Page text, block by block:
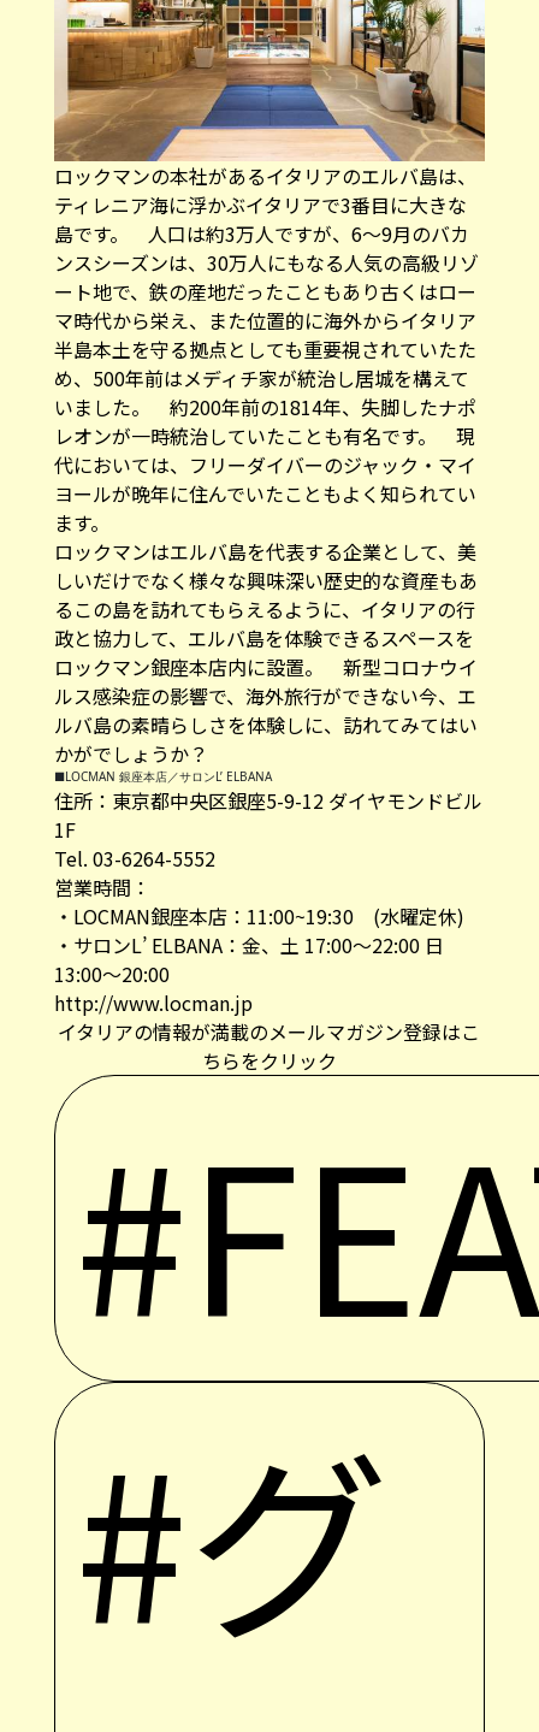
ロックマンの本社があるイタリアのエルバ島は、
ティレニア海に浮かぶイタリアで3番目に大きな
島です。 人口は約3万人ですが、6～9月のバカ
ンスシーズンは、30万人にもなる人気の高級リゾ
ート地で、鉄の産地だったこともあり古くはロー
マ時代から栄え、また位置的に海外からイタリア
半島本土を守る拠点としても重要視されていたた
め、500年前はメディチ家が統治し居城を構えて
いました。 約200年前の1814年、失脚したナポ
レオンが一時統治していたことも有名です。 現
代においては、フリーダイバーのジャック・マイ
ヨールが晩年に住んでいたこともよく知られてい
ます。
ロックマンはエルバ島を代表する企業として、美
しいだけでなく様々な興味深い歴史的な資産もあ
るこの島を訪れてもらえるように、イタリアの行
政と協力して、エルバ島を体験できるスペースを
ロックマン銀座本店内に設置。 新型コロナウイ
ルス感染症の影響で、海外旅行ができない今、エ
ルバ島の素晴らしさを体験しに、訪れてみてはい
かがでしょうか？
■LOCMAN 銀座本店／サロンL’ ELBANA
住所：東京都中央区銀座5-9-12 ダイヤモンドビル
1F
Tel. 03-6264-5552
営業時間：
・LOCMAN銀座本店：11:00~19:30 (水曜定休)
・サロンL’ ELBANA：金、土 17:00～22:00 日
13:00～20:00
http://www.locman.jp
イタリアの情報が満載のメールマガジン登録はこ
ちらをクリック
#グ